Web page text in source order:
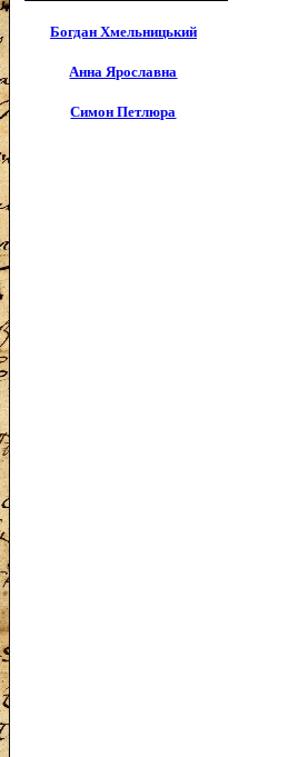
Богдан Хмельницький
Анна Ярославна
Симон Петлюра